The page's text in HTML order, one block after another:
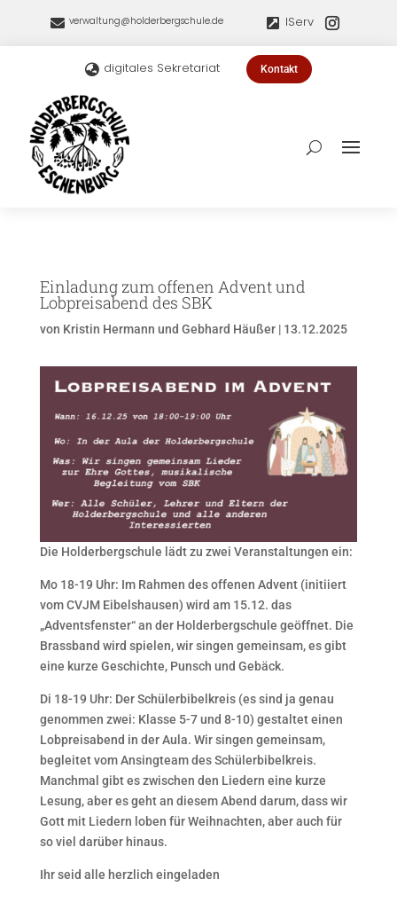
 verwaltung@holderbergschule.de  IServ
 digitales Sekretariat Kontakt
Einladung zum offenen Advent und
Lobpreisabend des SBK
von Kristin Hermann und Gebhard Häußer| 13.12.2025
Die Holderbergschule lädt zu zwei Veranstaltungen ein:
Mo 18-19 Uhr: Im Rahmen des offenen Advent (initiiert
vom CVJM Eibelshausen) wird am 15.12. das
„Adventsfenster“ an der Holderbergschule geöffnet. Die
Brassband wird spielen, wir singen gemeinsam, es gibt
eine kurze Geschichte, Punsch und Gebäck.
Di 18-19 Uhr: Der Schülerbibelkreis (es sind ja genau
genommen zwei: Klasse 5-7 und 8-10) gestaltet einen
Lobpreisabend in der Aula. Wir singen gemeinsam,
begleitet vom Ansingteam des Schülerbibelkreis.
Manchmal gibt es zwischen den Liedern eine kurze
Lesung, aber es geht an diesem Abend darum, dass wir
Gott mit Liedern loben für Weihnachten, aber auch für
so viel darüber hinaus.
Ihr seid alle herzlich eingeladen